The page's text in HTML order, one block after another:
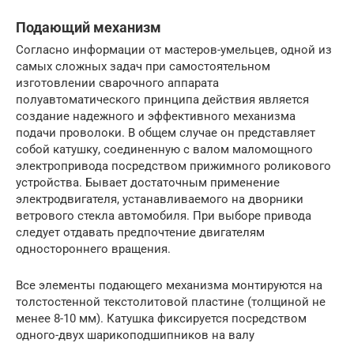
Подающий механизм
Согласно информации от мастеров-умельцев, одной из
самых сложных задач при самостоятельном
изготовлении сварочного аппарата
полуавтоматического принципа действия является
создание надежного и эффективного механизма
подачи проволоки. В общем случае он представляет
собой катушку, соединенную с валом маломощного
электропривода посредством прижимного роликового
устройства. Бывает достаточным применение
электродвигателя, устанавливаемого на дворники
ветрового стекла автомобиля. При выборе привода
следует отдавать предпочтение двигателям
одностороннего вращения.
Все элементы подающего механизма монтируются на
толстостенной текстолитовой пластине (толщиной не
менее 8-10 мм). Катушка фиксируется посредством
одного-двух шарикоподшипников на валу